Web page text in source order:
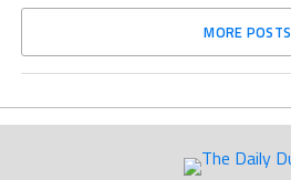
MORE POSTS